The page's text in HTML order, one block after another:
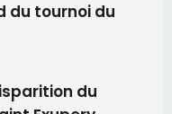
du tournoi du
du